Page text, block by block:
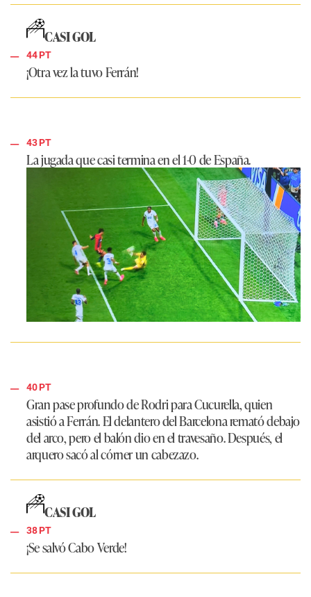
CASI GOL
44 PT
¡Otra vez la tuvo Ferrán!
43 PT
La jugada que casi termina en el 1-0 de España.
40 PT
Gran pase profundo de Rodri para Cucurella, quien
asistió a Ferrán. El delantero del Barcelona remató debajo
del arco, pero el balón dio en el travesaño. Después, el
arquero sacó al córner un cabezazo.
CASI GOL
38 PT
¡Se salvó Cabo Verde!